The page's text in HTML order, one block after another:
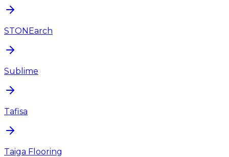
STONEarch
Sublime
Tafisa
Taiga Flooring